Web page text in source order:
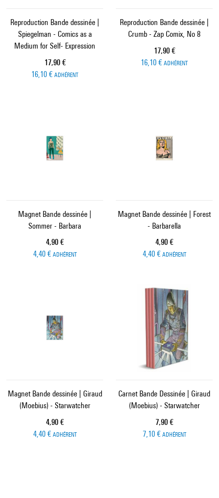
Reproduction Bande dessinée |
Spiegelman - Comics as a
Medium for Self- Expression
Prix ​​actuel
17,90 €
16,10 € ADHÉRENT
Reproduction Bande dessinée |
Crumb - Zap Comix, No 8
Prix ​​actuel
17,90 €
16,10 € ADHÉRENT
Magnet Bande dessinée |
Sommer - Barbara
Prix ​​actuel
4,90 €
4,40 € ADHÉRENT
Magnet Bande dessinée | Forest
- Barbarella
Prix ​​actuel
4,90 €
4,40 € ADHÉRENT
Magnet Bande dessinée | Giraud
(Moebius) - Starwatcher
Prix ​​actuel
4,90 €
4,40 € ADHÉRENT
Carnet Bande Dessinée | Giraud
(Moebius) - Starwatcher
Prix ​​actuel
7,90 €
7,10 € ADHÉRENT